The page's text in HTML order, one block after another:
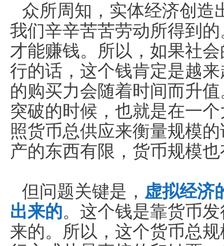
众所周知，实体经济创造
我们辛辛苦苦劳动所得到
才能赚钱。所以，如果社
行的话，这个钱肯定是越
的购买力会随着时间而升
突破的时候，也就是在一
照货币总供应来衡量规模
产的东西有限，货币规模
但问题关键是， 虚拟经济
出来的。这个钱是靠货币
来的。所以，这个货币总